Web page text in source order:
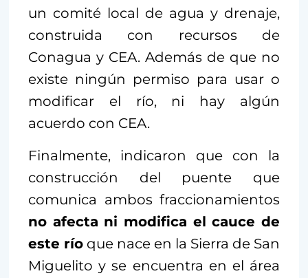
un comité local de agua y drenaje,
construida con recursos de
Conagua y CEA. Además de que no
existe ningún permiso para usar o
modificar el río, ni hay algún
acuerdo con CEA.
Finalmente, indicaron que con la
construcción del puente que
comunica ambos fraccionamientos
no afecta ni modifica el cauce de
este río que nace en la Sierra de San
Miguelito y se encuentra en el área